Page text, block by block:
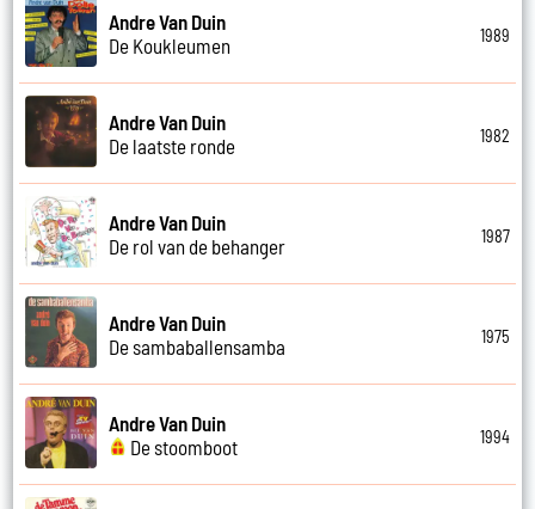
Andre Van Duin
De Koukleumen
1989
Andre Van Duin
De laatste ronde
1982
Andre Van Duin
De rol van de behanger
1987
Andre Van Duin
De sambaballensamba
1975
Andre Van Duin
De stoomboot
1994